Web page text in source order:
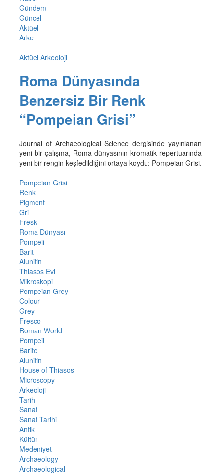
Gündem
Güncel
Aktüel
Arke
Aktüel Arkeoloji
Roma Dünyasında
Benzersiz Bir Renk
“Pompeian Grisi”
Journal of Archaeological Science dergisinde yayınlanan
yeni bir çalışma, Roma dünyasının kromatik repertuarında
yeni bir rengin keşfedildiğini ortaya koydu: Pompeian Grisi.
Pompeian Grisi
Renk
Pigment
Gri
Fresk
Roma Dünyası
Pompeii
Barit
Alunitin
Thiasos Evi
Mikroskopi
Pompeian Grey
Colour
Grey
Fresco
Roman World
Pompeii
Barite
Alunitin
House of Thiasos
Microscopy
Arkeoloji
Tarih
Sanat
Sanat Tarihi
Antik
Kültür
Medeniyet
Archaeology
Archaeological